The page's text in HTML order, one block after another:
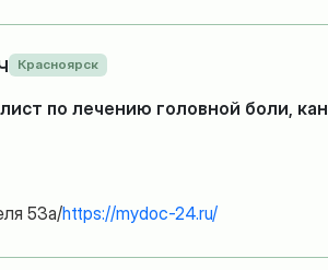
Красноярск
по лечению головной боли,
53а/https://mydoc-24.ru/